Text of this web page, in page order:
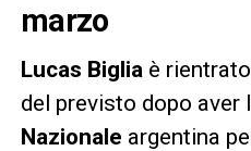
marzo
Lucas Biglia è
del previsto dopo
Nazionale argentina